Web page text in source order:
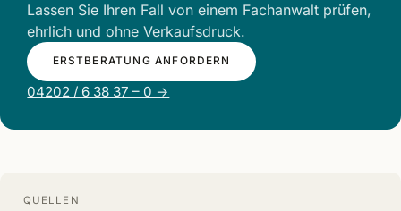
Lassen Sie Ihren Fall von einem Fachanwalt prüfen,
ehrlich und ohne Verkaufsdruck.
ERSTBERATUNG ANFORDERN
04202 / 6 38 37 – 0 →
QUELLEN